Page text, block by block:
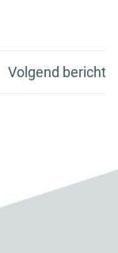
Volgend bericht